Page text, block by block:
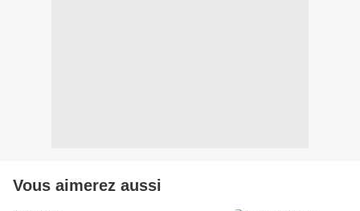
Vous aimerez aussi